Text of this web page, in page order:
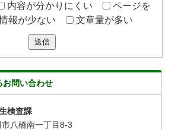
内容が分かりにくい
ページを
報が少ない 文章量が多い
送信
お問い合わせ
検査課
八橋南一丁目8-3